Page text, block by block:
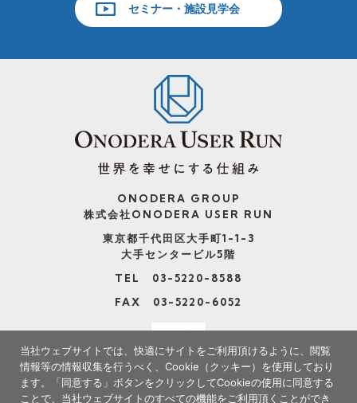
セミナー・施設見学会
ONODERA GROUP
株式会社ONODERA USER RUN
東京都千代田区大手町1-1-3
大手センタービル5階
TEL 03-5220-8588
FAX 03-5220-6052
当社ウェブサイトでは、快適にサイトをご利用頂けるように、閲覧
情報等の情報収集を行うべく、Cookie（クッキー）を使用しており
ます。
「同意する」ボタンをクリックしてCookieの使用に同意する
ことで、当社ウェブサイトのすべての機能をご利用頂くことができ